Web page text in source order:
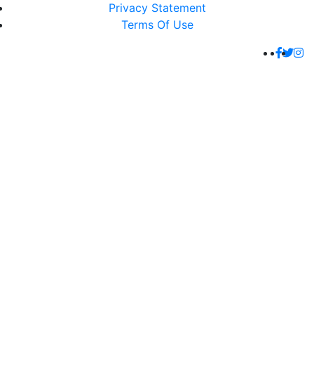
Privacy Statement
Terms Of Use